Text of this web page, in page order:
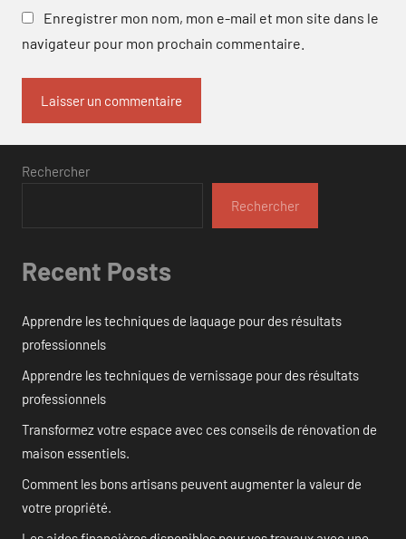
Enregistrer mon nom, mon e-mail et mon site dans le
navigateur pour mon prochain commentaire.
Rechercher
Rechercher
Recent Posts
Apprendre les techniques de laquage pour des résultats
professionnels
Apprendre les techniques de vernissage pour des résultats
professionnels
Transformez votre espace avec ces conseils de rénovation de
maison essentiels.
Comment les bons artisans peuvent augmenter la valeur de
votre propriété.